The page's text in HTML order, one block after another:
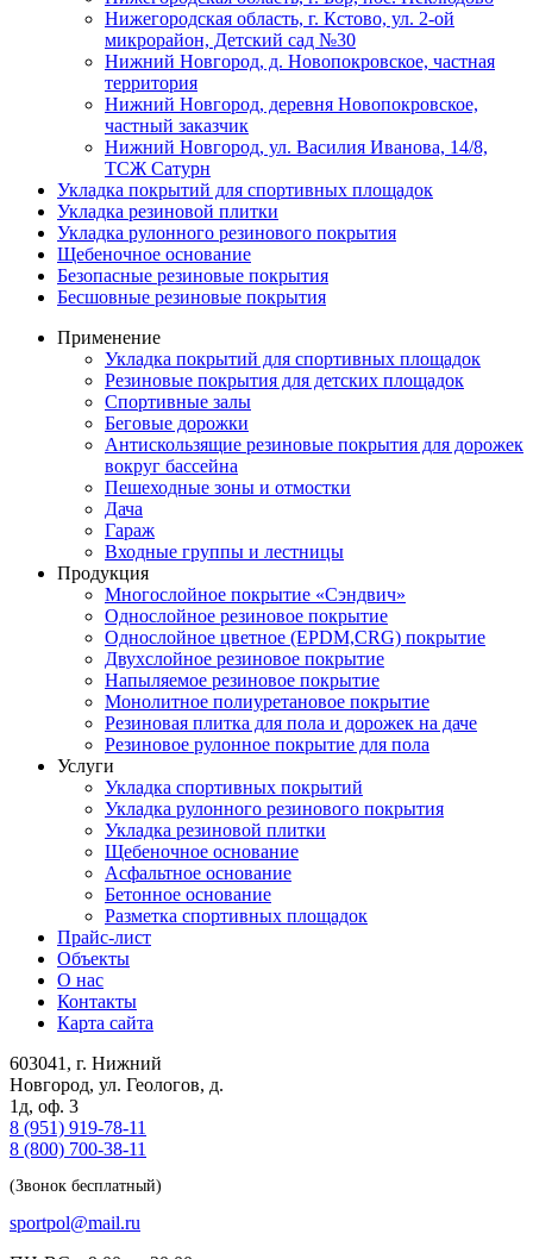
Нижегородская область, г. Кстово, ул. 2-ой
микрорайон, Детский сад №30
Нижний Новгород, д. Новопокровское, частная
территория
Нижний Новгород, деревня Новопокровское,
частный заказчик
Нижний Новгород, ул. Василия Иванова, 14/8,
ТСЖ Сатурн
Укладка покрытий для спортивных площадок
Укладка резиновой плитки
Укладка рулонного резинового покрытия
Щебеночное основание
Безопасные резиновые покрытия
Бесшовные резиновые покрытия
Применение
Укладка покрытий для спортивных площадок
Резиновые покрытия для детских площадок
Спортивные залы
Беговые дорожки
Антискользящие резиновые покрытия для дорожек
вокруг бассейна
Пешеходные зоны и отмостки
Дача
Гараж
Входные группы и лестницы
Продукция
Многослойное покрытие «Сэндвич»
Однослойное резиновое покрытие
Однослойное цветное (EPDM,CRG) покрытие
Двухслойное резиновое покрытие
Напыляемое резиновое покрытие
Монолитное полиуретановое покрытие
Резиновая плитка для пола и дорожек на даче
Резиновое рулонное покрытие для пола
Услуги
Укладка спортивных покрытий
Укладка рулонного резинового покрытия
Укладка резиновой плитки
Щебеночное основание
Асфальтное основание
Бетонное основание
Разметка спортивных площадок
Прайс-лист
Объекты
О нас
Контакты
Карта сайта
603041 , г. Нижний
Новгород, ул. Геологов, д.
1д, оф. 3
8 (951) 919-78-11
8 (800) 700-38-11
(Звонок бесплатный)
sportpol@mail.ru